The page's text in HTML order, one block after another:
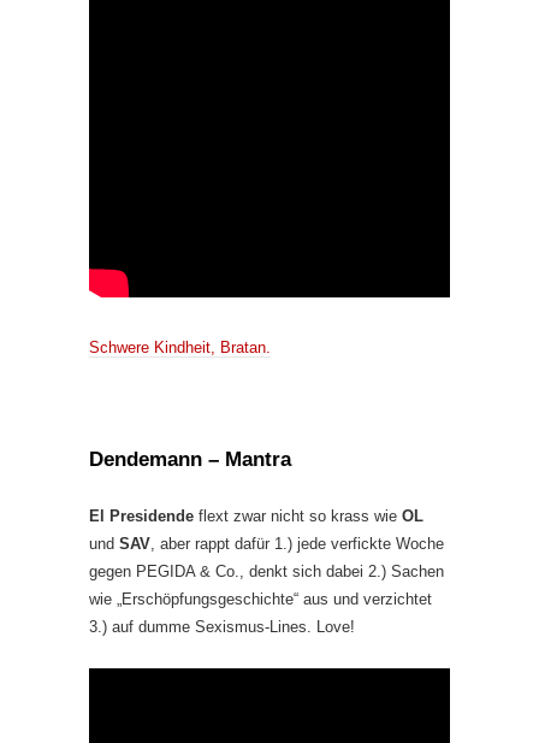
Schwere Kindheit, Bratan.
Dendemann – Mantra
El Presidende flext zwar nicht so krass wie OL
und SAV , aber rappt dafür 1.) jede verfickte Woche
gegen PEGIDA & Co., denkt sich dabei 2.) Sachen
wie „Erschöpfungsgeschichte“ aus und verzichtet
3.) auf dumme Sexismus-Lines. Love!